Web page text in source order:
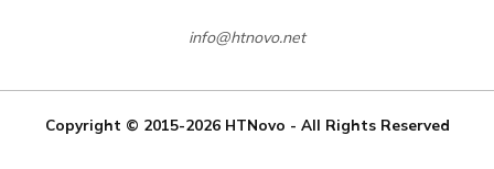
info@htnovo.net
Copyright © 2015-2026 HTNovo - All Rights Reserved